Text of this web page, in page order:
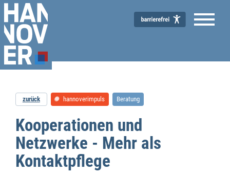
zurück hannoverimpuls Beratung
Kooperationen und
Netzwerke - Mehr als
Kontaktpflege